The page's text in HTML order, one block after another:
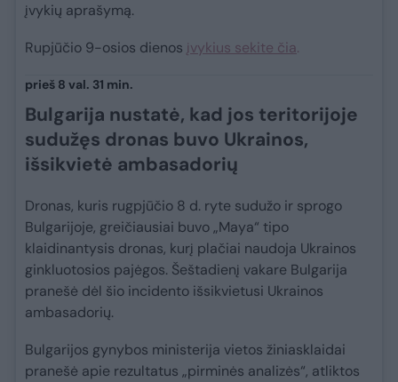
įvykių aprašymą.
Rupjūčio 9-osios dienos įvykius sekite čia.
prieš 8 val. 31 min.
Bulgarija nustatė, kad jos teritorijoje
sudužęs dronas buvo Ukrainos,
išsikvietė ambasadorių
Dronas, kuris rugpjūčio 8 d. ryte sudužo ir sprogo
Bulgarijoje, greičiausiai buvo „Maya“ tipo
klaidinantysis dronas, kurį plačiai naudoja Ukrainos
ginkluotosios pajėgos. Šeštadienį vakare Bulgarija
pranešė dėl šio incidento išsikvietusi Ukrainos
ambasadorių.
Bulgarijos gynybos ministerija vietos žiniasklaidai
pranešė apie rezultatus „pirminės analizės“, atliktos